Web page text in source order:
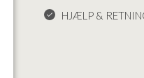
HJÆLP &